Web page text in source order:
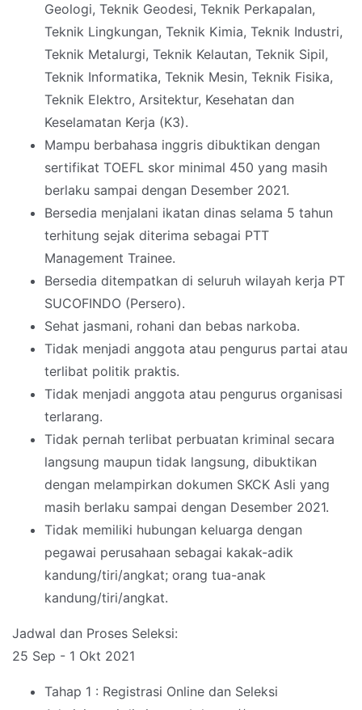
Geologi, Teknik Geodesi, Teknik Perkapalan,
Teknik Lingkungan, Teknik Kimia, Teknik Industri,
Teknik Metalurgi, Teknik Kelautan, Teknik Sipil,
Teknik Informatika, Teknik Mesin, Teknik Fisika,
Teknik Elektro, Arsitektur, Kesehatan dan
Keselamatan Kerja (K3).
Mampu berbahasa inggris dibuktikan dengan
sertifikat TOEFL skor minimal 450 yang masih
berlaku sampai dengan Desember 2021.
Bersedia menjalani ikatan dinas selama 5 tahun
terhitung sejak diterima sebagai PTT
Management Trainee.
Bersedia ditempatkan di seluruh wilayah kerja PT
SUCOFINDO (Persero).
Sehat jasmani, rohani dan bebas narkoba.
Tidak menjadi anggota atau pengurus partai atau
terlibat politik praktis.
Tidak menjadi anggota atau pengurus organisasi
terlarang.
Tidak pernah terlibat perbuatan kriminal secara
langsung maupun tidak langsung, dibuktikan
dengan melampirkan dokumen SKCK Asli yang
masih berlaku sampai dengan Desember 2021.
Tidak memiliki hubungan keluarga dengan
pegawai perusahaan sebagai kakak-adik
kandung/tiri/angkat; orang tua-anak
kandung/tiri/angkat.
Jadwal dan Proses Seleksi:
25 Sep - 1 Okt 2021
Tahap 1 : Registrasi Online dan Seleksi